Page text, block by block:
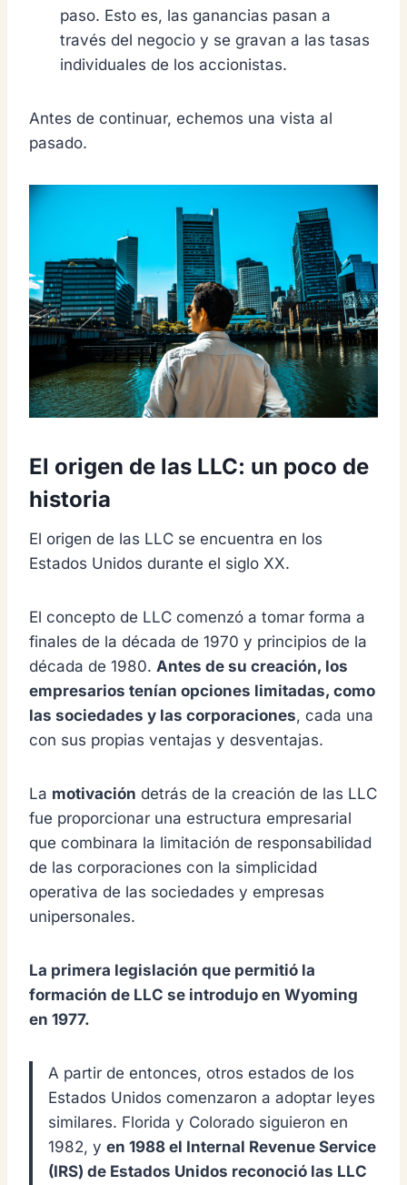
paso. Esto es, las ganancias pasan a
través del negocio y se gravan a las tasas
individuales de los accionistas.
Antes de continuar, echemos una vista al
pasado.
El origen de las LLC: un poco de
historia
El origen de las LLC se encuentra en los
Estados Unidos durante el siglo XX.
El concepto de LLC comenzó a tomar forma a
finales de la década de 1970 y principios de la
década de 1980. Antes de su creación, los
empresarios tenían opciones limitadas, como
las sociedades y las corporaciones, cada una
con sus propias ventajas y desventajas.
La motivación detrás de la creación de las LLC
fue proporcionar una estructura empresarial
que combinara la limitación de responsabilidad
de las corporaciones con la simplicidad
operativa de las sociedades y empresas
unipersonales.
La primera legislación que permitió la
formación de LLC se introdujo en Wyoming
en 1977.
A partir de entonces, otros estados de los
Estados Unidos comenzaron a adoptar leyes
similares. Florida y Colorado siguieron en
1982, y en 1988 el Internal Revenue Service
(IRS) de Estados Unidos reconoció las LLC